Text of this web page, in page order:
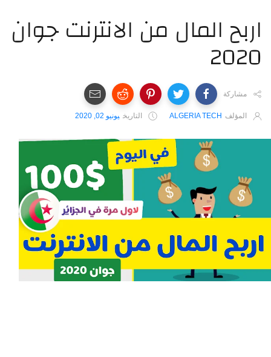
اربح ‏المال ‏من ‏الانترنت ‏جوان
مشاركة
المؤلف ALGERIA TECH التاريخ يونيو 02, 2020